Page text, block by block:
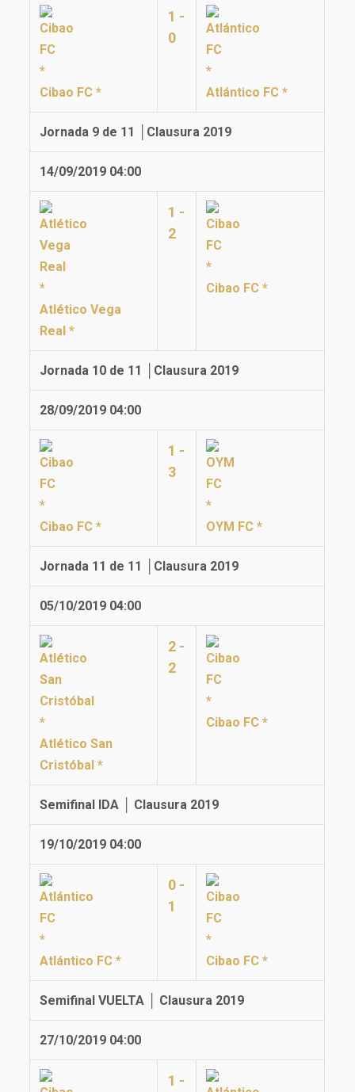
Cibao FC *
1 -
0
Atlántico FC *
Jornada 9 de 11 │Clausura 2019
14/09/2019 04:00
Atlético Vega
Real *
1 -
2
Cibao FC *
Jornada 10 de 11 │Clausura 2019
28/09/2019 04:00
Cibao FC *
1 -
3
OYM FC *
Jornada 11 de 11 │Clausura 2019
05/10/2019 04:00
Atlético San
Cristóbal *
2 -
2
Cibao FC *
Semifinal IDA │ Clausura 2019
19/10/2019 04:00
Atlántico FC *
0 -
1
Cibao FC *
Semifinal VUELTA │ Clausura 2019
27/10/2019 04:00
1 -